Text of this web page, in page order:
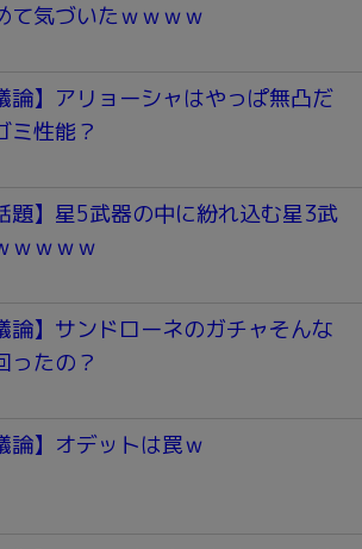
て気づいたｗｗｗｗ
論】アリョーシャはやっぱ無凸だ
ミ性能？
題】星5武器の中に紛れ込む星3武
ｗｗｗｗ
論】サンドローネのガチャそんな
ったの？
論】オデットは罠ｗ